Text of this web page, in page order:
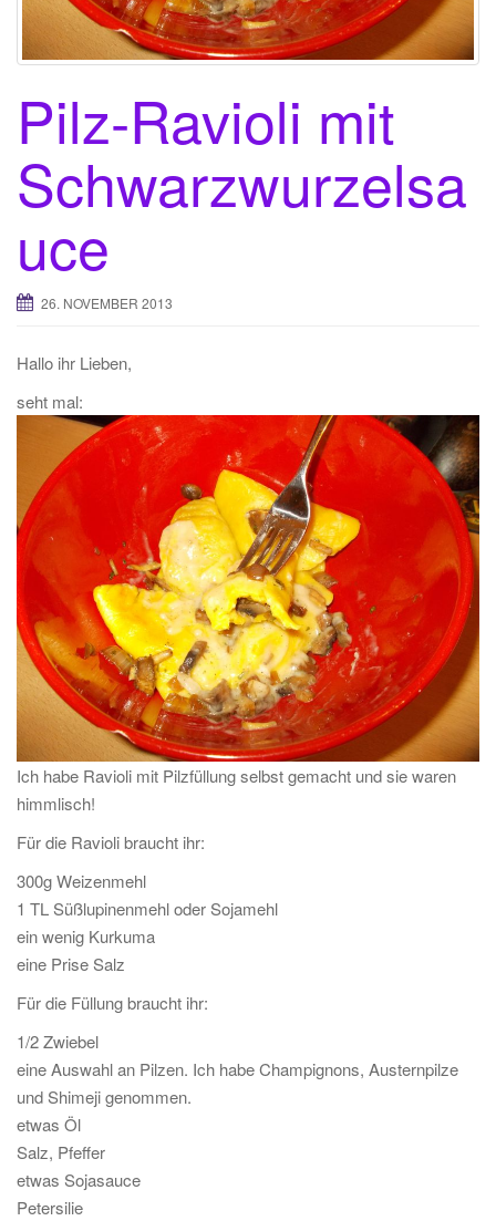
Pilz-Ravioli mit
Schwarzwurzelsa
uce
26. NOVEMBER 2013
Hallo ihr Lieben,
seht mal:
Ich habe Ravioli mit Pilzfüllung selbst gemacht und sie waren
himmlisch!
Für die Ravioli braucht ihr:
300g Weizenmehl
1 TL Süßlupinenmehl oder Sojamehl
ein wenig Kurkuma
eine Prise Salz
Für die Füllung braucht ihr:
1/2 Zwiebel
eine Auswahl an Pilzen. Ich habe Champignons, Austernpilze
und Shimeji genommen.
etwas Öl
Salz, Pfeffer
etwas Sojasauce
Petersilie